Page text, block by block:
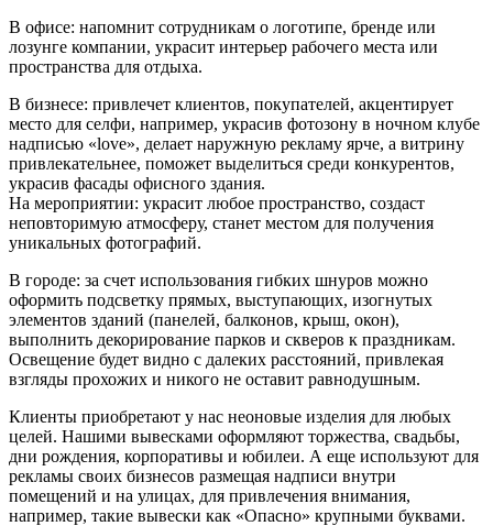
В офисе: напомнит сотрудникам о логотипе, бренде или
лозунге компании, украсит интерьер рабочего места или
пространства для отдыха.
В бизнесе: привлечет клиентов, покупателей, акцентирует
место для селфи, например, украсив фотозону в ночном клубе
надписью «love», делает наружную рекламу ярче, а витрину
привлекательнее, поможет выделиться среди конкурентов,
украсив фасады офисного здания.
На мероприятии: украсит любое пространство, создаст
неповторимую атмосферу, станет местом для получения
уникальных фотографий.
В городе: за счет использования гибких шнуров можно
оформить подсветку прямых, выступающих, изогнутых
элементов зданий (панелей, балконов, крыш, окон),
выполнить декорирование парков и скверов к праздникам.
Освещение будет видно с далеких расстояний, привлекая
взгляды прохожих и никого не оставит равнодушным.
Клиенты приобретают у нас неоновые изделия для любых
целей. Нашими вывесками оформляют торжества, свадьбы,
дни рождения, корпоративы и юбилеи. А еще используют для
рекламы своих бизнесов размещая надписи внутри
помещений и на улицах, для привлечения внимания,
например, такие вывески как «Опасно» крупными буквами.